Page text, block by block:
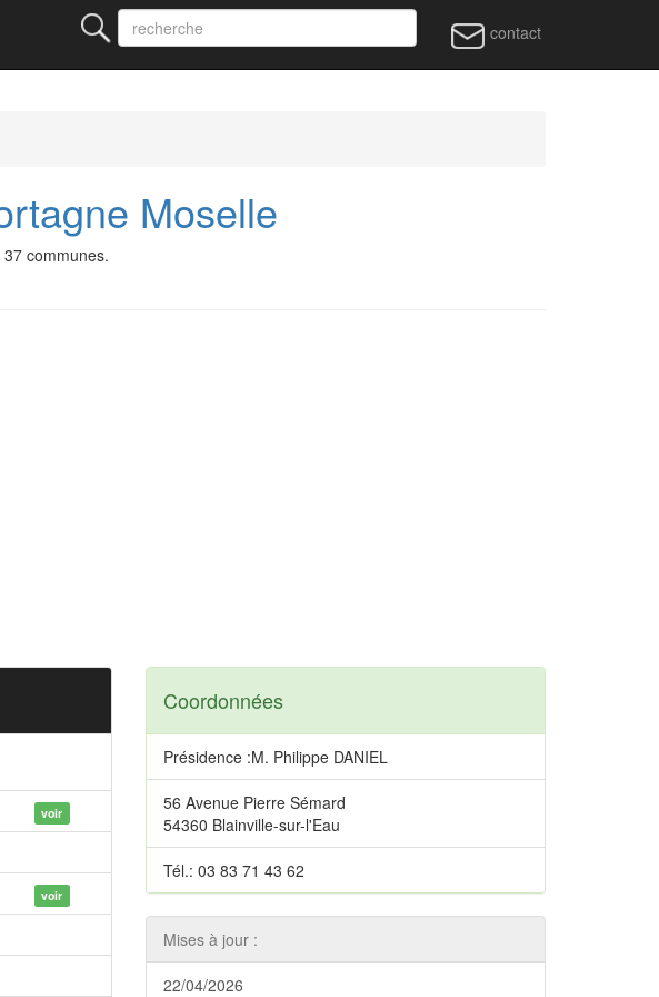
contact
Moselle
communes.
voir
voir
Coordonnées
Présidence :M. Philippe DANIEL
56 Avenue Pierre Sémard
54360 Blainville-sur-l'Eau
Tél.: 03 83 71 43 62
Mises à jour :
22/04/2026